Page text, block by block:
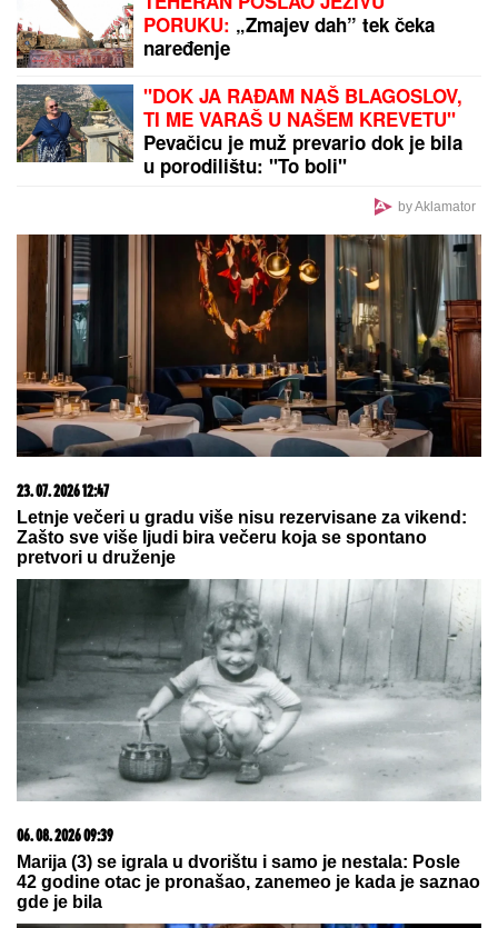
stradao muškarac
PREPORUKA ZA VAS
ČEKA DETE SA LJUBAVNICOMAna Radulović bez
dlake na jeziku o pevaču koji je ostavio ženu i decu:
"Ježim se od toga"
"ZLO ĆE SE PRETVARATI DA JE
DOBRO"Dea Đurđević iznenadila